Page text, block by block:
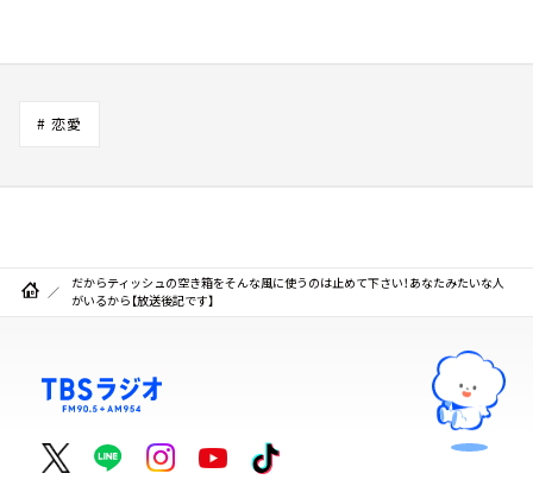
# 恋愛
だからティッシュの空き箱をそんな風に使うのは止めて下さい！あなたみたいな人
がいるから【放送後記です】